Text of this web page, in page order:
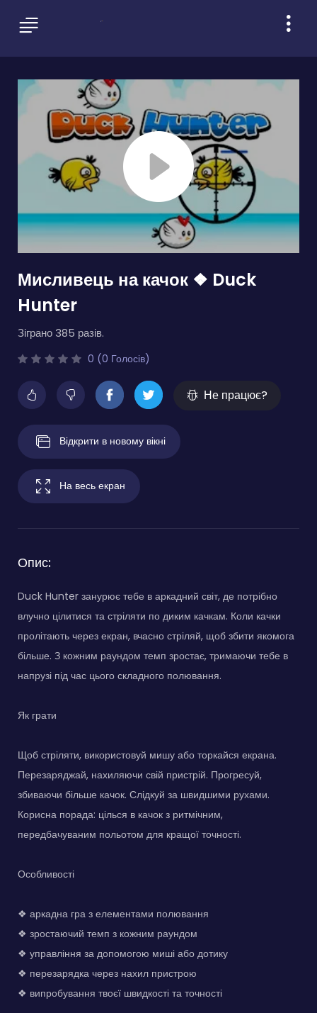
Мисливець на качок ❖ Duck
Hunter
Зіграно 385 разів.
0 (0 Голосів)
Не працює?
Відкрити в новому вікні
На весь екран
Опис:
Duck Hunter занурює тебе в аркадний світ, де потрібно
влучно цілитися та стріляти по диким качкам. Коли качки
пролітають через екран, вчасно стріляй, щоб збити якомога
більше. З кожним раундом темп зростає, тримаючи тебе в
напрузі під час цього складного полювання.
Як грати
Щоб стріляти, використовуй мишу або торкайся екрана.
Перезаряджай, нахиляючи свій пристрій. Прогресуй,
збиваючи більше качок. Слідкуй за швидшими рухами.
Корисна порада: цілься в качок з ритмічним,
передбачуваним польотом для кращої точності.
Особливості
❖ аркадна гра з елементами полювання
❖ зростаючий темп з кожним раундом
❖ управління за допомогою миші або дотику
❖ перезарядка через нахил пристрою
❖ випробування твоєї швидкості та точності